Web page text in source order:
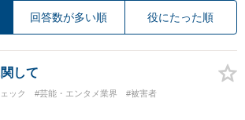
回答数が多い順 役にたった順
して
ック #芸能・エンタメ業界 #被害者